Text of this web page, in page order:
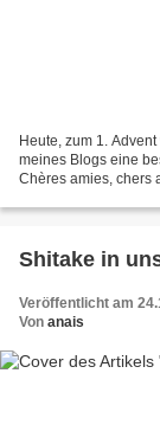
Heute, zum 1.
meines Blogs eine
Chères amies, chers
Shitake in
Veröffentlicht am
Von anais